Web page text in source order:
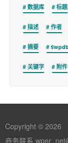
数据库 标题
描述 作者
摘要
关键字 附件
Copyright © 2026
商务联系